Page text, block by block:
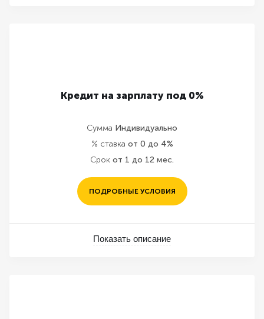
Кредит на зарплату под 0%
Сумма Индивидуально
% ставка от 0 до 4%
Срок от 1 до 12 мес.
ПОДРОБНЫЕ УСЛОВИЯ
Показать описание